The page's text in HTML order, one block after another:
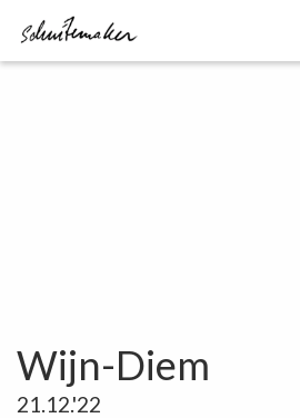
Wijn-Diem
21.12.'22